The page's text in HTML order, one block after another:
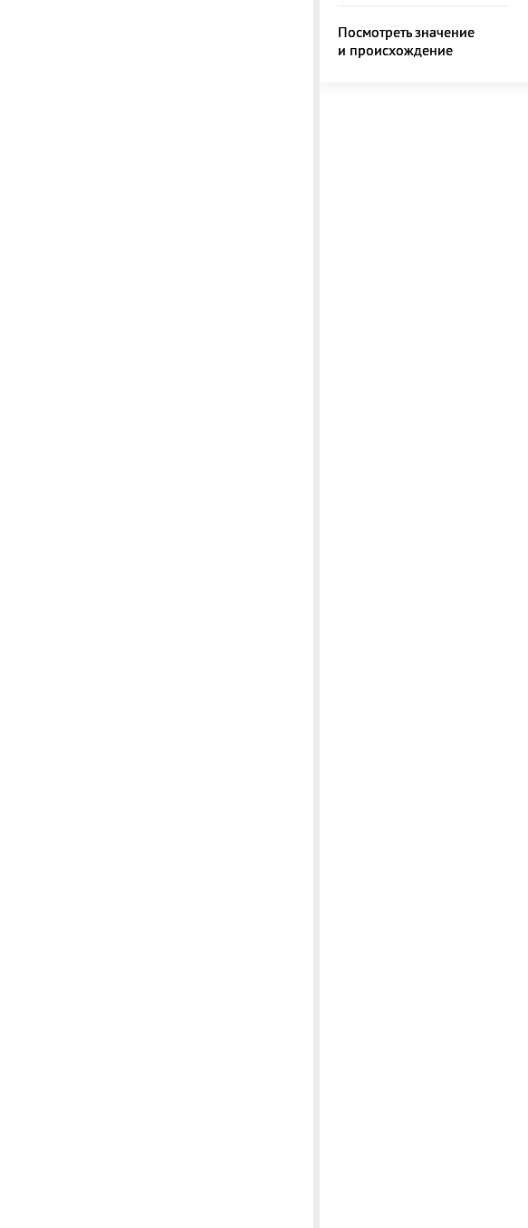
Посмотреть значение
и происхождение